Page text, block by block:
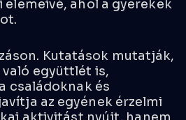
ahol a gyerekek
Kutatások mutatják,
együttlét is,
családoknak és
az egyének érzelmi